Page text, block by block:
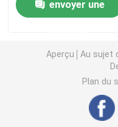
Pp attachent la
Machine en
envoyer une
Aperçu Au sujet
Plan du